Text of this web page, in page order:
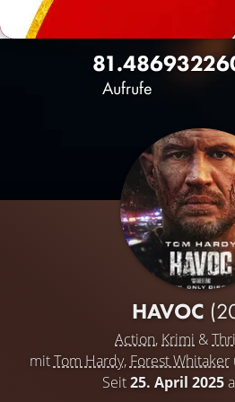
81.486
Aufrufe
93
HAVOC
Action, Krimi &
mitTom Hardy, Forest Whitaker
Seit25. April 2025